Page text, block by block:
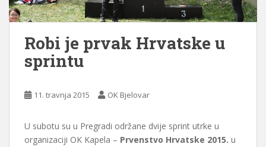
Robi je prvak Hrvatske u
sprintu
11. travnja 2015 OK Bjelovar
U subotu su u Pregradi održane dvije sprint utrke u
organizaciji OK Kapela – Prvenstvo Hrvatske 2015. u